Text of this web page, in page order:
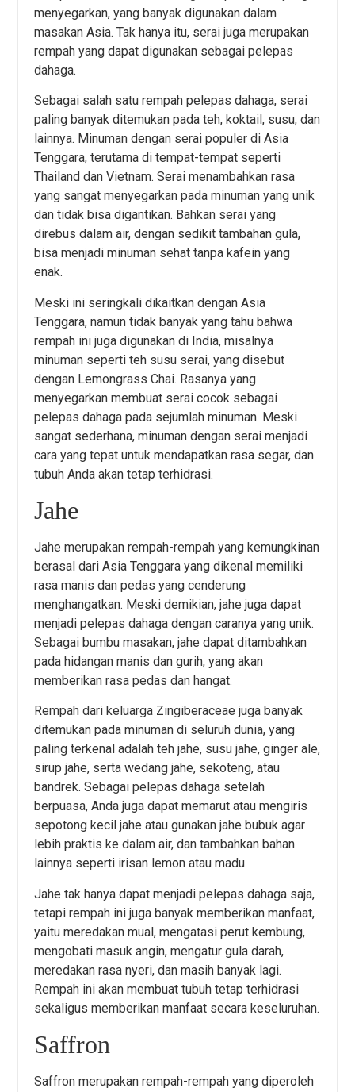
menyegarkan, yang banyak digunakan dalam
masakan Asia. Tak hanya itu, serai juga merupakan
rempah yang dapat digunakan sebagai pelepas
dahaga.
Sebagai salah satu rempah pelepas dahaga, serai
paling banyak ditemukan pada teh, koktail, susu, dan
lainnya. Minuman dengan serai populer di Asia
Tenggara, terutama di tempat-tempat seperti
Thailand dan Vietnam. Serai menambahkan rasa
yang sangat menyegarkan pada minuman yang unik
dan tidak bisa digantikan. Bahkan serai yang
direbus dalam air, dengan sedikit tambahan gula,
bisa menjadi minuman sehat tanpa kafein yang
enak.
Meski ini seringkali dikaitkan dengan Asia
Tenggara, namun tidak banyak yang tahu bahwa
rempah ini juga digunakan di India, misalnya
minuman seperti teh susu serai, yang disebut
dengan Lemongrass Chai. Rasanya yang
menyegarkan membuat serai cocok sebagai
pelepas dahaga pada sejumlah minuman. Meski
sangat sederhana, minuman dengan serai menjadi
cara yang tepat untuk mendapatkan rasa segar, dan
tubuh Anda akan tetap terhidrasi.
Jahe
Jahe merupakan rempah-rempah yang kemungkinan
berasal dari Asia Tenggara yang dikenal memiliki
rasa manis dan pedas yang cenderung
menghangatkan. Meski demikian, jahe juga dapat
menjadi pelepas dahaga dengan caranya yang unik.
Sebagai bumbu masakan, jahe dapat ditambahkan
pada hidangan manis dan gurih, yang akan
memberikan rasa pedas dan hangat.
Rempah dari keluarga Zingiberaceae juga banyak
ditemukan pada minuman di seluruh dunia, yang
paling terkenal adalah teh jahe, susu jahe, ginger ale,
sirup jahe, serta wedang jahe, sekoteng, atau
bandrek. Sebagai pelepas dahaga setelah
berpuasa, Anda juga dapat memarut atau mengiris
sepotong kecil jahe atau gunakan jahe bubuk agar
lebih praktis ke dalam air, dan tambahkan bahan
lainnya seperti irisan lemon atau madu.
Jahe tak hanya dapat menjadi pelepas dahaga saja,
tetapi rempah ini juga banyak memberikan manfaat,
yaitu meredakan mual, mengatasi perut kembung,
mengobati masuk angin, mengatur gula darah,
meredakan rasa nyeri, dan masih banyak lagi.
Rempah ini akan membuat tubuh tetap terhidrasi
sekaligus memberikan manfaat secara keseluruhan.
Saffron
Saffron merupakan rempah-rempah yang diperoleh